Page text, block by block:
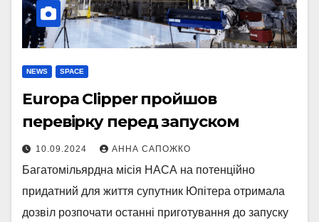
NEWS SPACE
Europa Clipper пройшов
перевірку перед запуском
10.09.2024 АННА САПОЖКО
Багатомільярдна місія НАСА на потенційно
придатний для життя супутник Юпітера отримала
дозвіл розпочати останні приготування до запуску